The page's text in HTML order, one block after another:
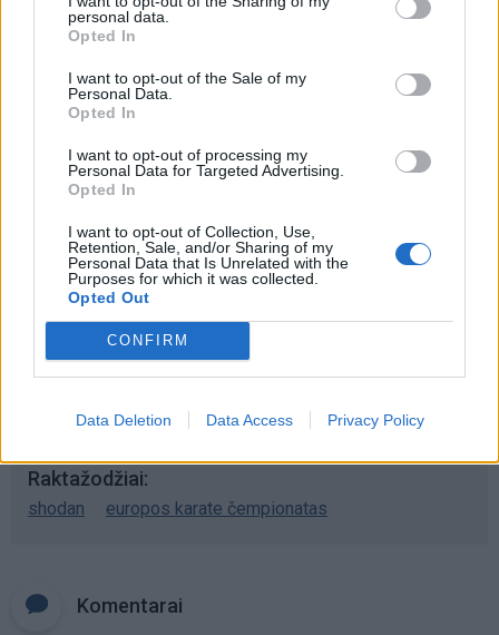
personal data.
Opted In
I want to opt-out of the Sale of my
Personal Data.
Opted In
I want to opt-out of processing my
Personal Data for Targeted Advertising.
Opted In
I want to opt-out of Collection, Use,
Retention, Sale, and/or Sharing of my
Personal Data that Is Unrelated with the
Purposes for which it was collected.
Opted Out
CONFIRM
Data Deletion Data Access Privacy Policy
Šiuo metu skaitomiausi
Dienos horoskopas 12 Zodiako
ženklų: gali būti lengviau nutraukti
Taro kortų horoskopas rugpjūčio 7
Padegėjas į kiemą tyliai įsliūkino
naktį: tamsą nušvietė pastatą
Raktažodžiai
shodan europos karate čempionatas
Komentarai